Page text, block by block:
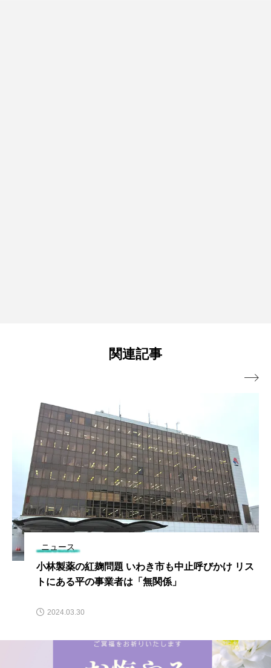
関連記事
ニュース
小林製薬の紅麹問題 いわき市も中止呼びかけ リス
トにある平の事業者は「無関係」
2024.03.30
